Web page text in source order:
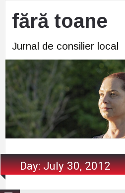
fără toane
Jurnal de consilier local
Day:July 30, 2012